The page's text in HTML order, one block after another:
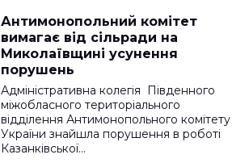
Антимонопольний комітет
вимагає від сільради на
Миколаївщині усунення
порушень
Адміністративна колегія Південного
міжобласного територіального
відділення Антимонопольного комітету
України знайшла порушення в роботі
Казанківської…